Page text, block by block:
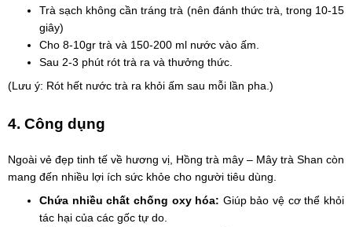
Trà sạch không cần tráng trà (nên đánh thức trà, trong 10-15
giây)
Cho 8-10gr trà và 150-200 ml nước vào ấm.
Sau 2-3 phút rót trà ra và thưởng thức.
(Lưu ý: Rót hết nước trà ra khỏi ấm sau mỗi lần pha.)
4. Công dụng
Ngoài vẻ đẹp tinh tế về hương vị, Hồng trà mây – Mây trà Shan còn
mang đến nhiều lợi ích sức khỏe cho người tiêu dùng.
Chứa nhiều chất chống oxy hóa: Giúp bảo vệ cơ thể khỏi
tác hại của các gốc tự do.